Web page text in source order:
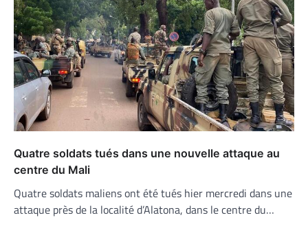
Quatre soldats tués dans une nouvelle attaque au
centre du Mali
Quatre soldats maliens ont été tués hier mercredi dans une
attaque près de la localité d’Alatona, dans le centre du…